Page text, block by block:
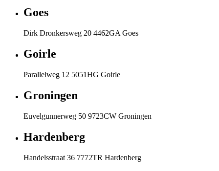
Goes
Dirk Dronkersweg 20 4462GA Goes
Goirle
Parallelweg 12 5051HG Goirle
Groningen
Euvelgunnerweg 50 9723CW Groningen
Hardenberg
Handelsstraat 36 7772TR Hardenberg